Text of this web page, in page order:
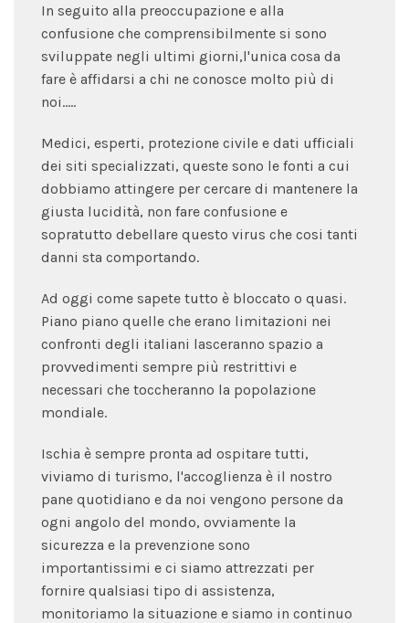
In seguito alla preoccupazione e alla
confusione che comprensibilmente si sono
sviluppate negli ultimi giorni,l'unica cosa da
fare è affidarsi a chi ne conosce molto più di
noi.....
Medici, esperti, protezione civile e dati ufficiali
dei siti specializzati, queste sono le fonti a cui
dobbiamo attingere per cercare di mantenere la
giusta lucidità, non fare confusione e
sopratutto debellare questo virus che cosi tanti
danni sta comportando.
Ad oggi come sapete tutto è bloccato o quasi.
Piano piano quelle che erano limitazioni nei
confronti degli italiani lasceranno spazio a
provvedimenti sempre più restrittivi e
necessari che toccheranno la popolazione
mondiale.
Ischia è sempre pronta ad ospitare tutti,
viviamo di turismo, l'accoglienza è il nostro
pane quotidiano e da noi vengono persone da
ogni angolo del mondo, ovviamente la
sicurezza e la prevenzione sono
importantissimi e ci siamo attrezzati per
fornire qualsiasi tipo di assistenza,
monitoriamo la situazione e siamo in continuo